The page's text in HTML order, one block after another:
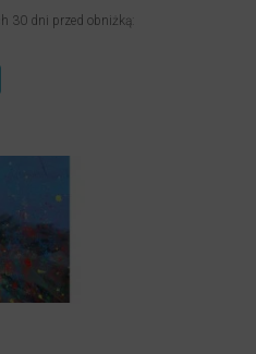
30 dni przed obniżką: